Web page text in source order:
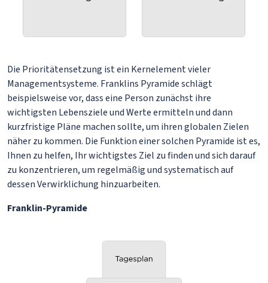
Die Prioritätensetzung ist ein Kernelement vieler
Managementsysteme. Franklins Pyramide schlägt
beispielsweise vor, dass eine Person zunächst ihre
wichtigsten Lebensziele und Werte ermitteln und dann
kurzfristige Pläne machen sollte, um ihren globalen Zielen
näher zu kommen. Die Funktion einer solchen Pyramide ist es,
Ihnen zu helfen, Ihr wichtigstes Ziel zu finden und sich darauf
zu konzentrieren, um regelmäßig und systematisch auf
dessen Verwirklichung hinzuarbeiten.
Franklin-Pyramide